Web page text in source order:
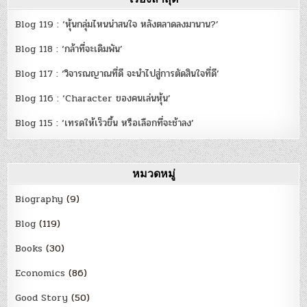
Blog 119 : ‘หุ้นกลุ่มไหนน่าสนใจ หลังตลาดลงมานาน?’
Blog 118 : ‘กล้าที่จะเดิมพัน’
Blog 117 : ‘วิจารณญาณที่ดี จะนำไปสู่การตัดสินใจที่ดี’
Blog 116 : ‘Character ของคนเล่นหุ้น’
Blog 115 : ‘เทรดให้เร็วขึ้น หรือเลือกที่จะช้าลง’
หมวดหมู่
Biography (9)
Blog (119)
Books (30)
Economics (86)
Good Story (50)